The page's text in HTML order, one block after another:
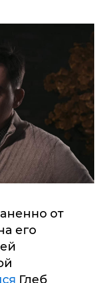
от
его
Глеб